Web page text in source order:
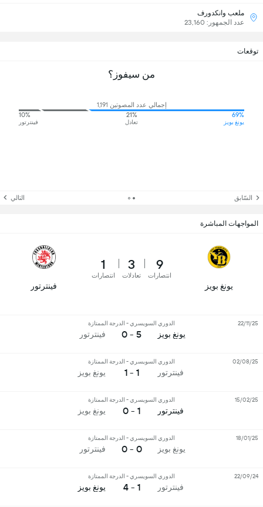
ملعب وانكدورف
عدد الجمهور: 23,160
توقعات
من سيفوز؟
إجمالي عدد المصوتين 1,191
69%
يونغ بويز
21%
تعادل
10%
فينترتور
السّابق التالي
المواجهات المباشرة
يونغ بويز
9
انتصارات
3
تعادلات
1
انتصارات
فينترتور
يونغ بويز
الدوري السويسري - الدرجة الممتازة
5 - 0 فينترتور
22/11/25
فينترتور
الدوري السويسري - الدرجة الممتازة
1 - 1 يونغ بويز
02/08/25
فينترتور
الدوري السويسري - الدرجة الممتازة
1 - 0 يونغ بويز
15/02/25
يونغ بويز
الدوري السويسري - الدرجة الممتازة
0 - 0 فينترتور
18/01/25
فينترتور
الدوري السويسري - الدرجة الممتازة
1 - 4 يونغ بويز
22/09/24